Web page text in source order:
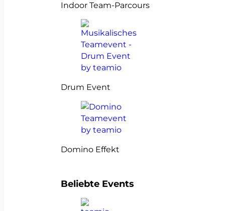
Indoor Team-Parcours
Drum Event
Domino Effekt
Beliebte Events